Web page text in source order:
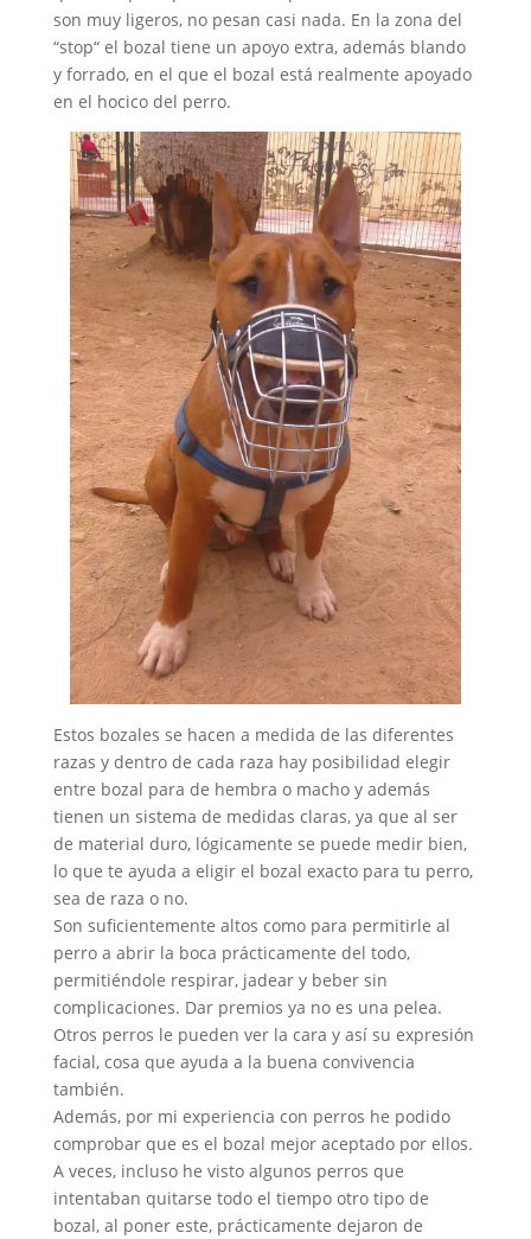
son muy ligeros, no pesan casi nada. En la zona del
“stop“ el bozal tiene un apoyo extra, además blando
y forrado, en el que el bozal está realmente apoyado
en el hocico del perro.
Estos bozales se hacen a medida de las diferentes
razas y dentro de cada raza hay posibilidad elegir
entre bozal para de hembra o macho y además
tienen un sistema de medidas claras, ya que al ser
de material duro, lógicamente se puede medir bien,
lo que te ayuda a eligir el bozal exacto para tu perro,
sea de raza o no.
Son suficientemente altos como para permitirle al
perro a abrir la boca prácticamente del todo,
permitiéndole respirar, jadear y beber sin
complicaciones. Dar premios ya no es una pelea.
Otros perros le pueden ver la cara y así su expresión
facial, cosa que ayuda a la buena convivencia
también.
Además, por mi experiencia con perros he podido
comprobar que es el bozal mejor aceptado por ellos.
A veces, incluso he visto algunos perros que
intentaban quitarse todo el tiempo otro tipo de
bozal, al poner este, prácticamente dejaron de